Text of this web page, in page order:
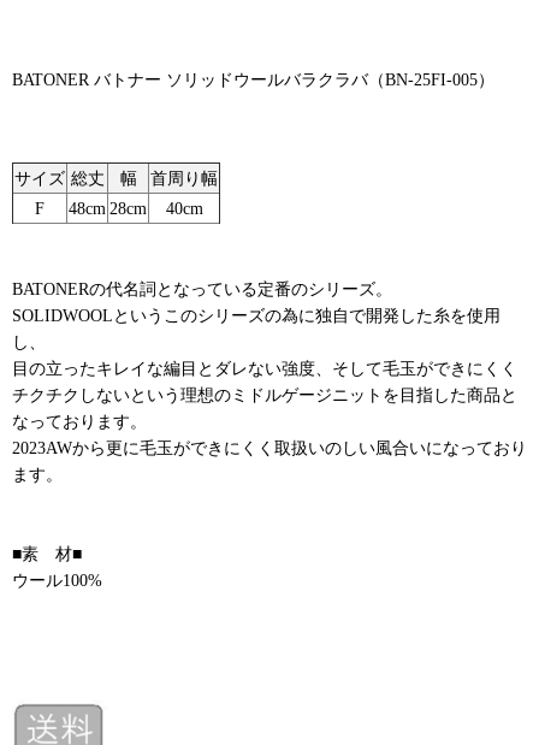
BATONER バトナー ソリッドウールバラクラバ（BN-25FI-005）
サイズ 総丈 幅
首周り幅
F
48cm 28cm 40cm
BATONERの代名詞となっている定番のシリーズ。
SOLIDWOOLというこのシリーズの為に独自で開発した糸を使用
し、
目の立ったキレイな編目とダレない強度、そして毛玉ができにくく
チクチクしないという理想のミドルゲージニットを目指した商品と
なっております。
2023AWから更に毛玉ができにくく取扱いのしい風合いになっており
ます。
■素 材■
ウール100%